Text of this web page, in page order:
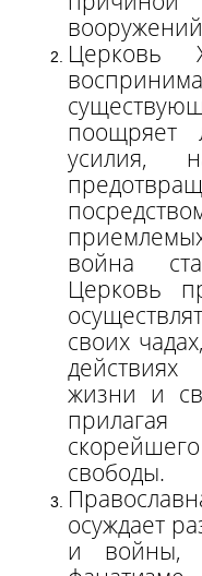
Церковь
поощряет
усилия,
война
Церковь
своих
жизни и
свободы.
осуждает
и войны,